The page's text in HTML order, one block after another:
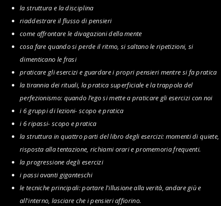
la struttura e la disciplina
riaddestrare il flusso di pensieri
come affrontare le divagazioni della mente
cosa fare quando si perde il ritmo, si saltano le ripetizioni, si
dimenticano le frasi
praticare gli esercizi e guardare i propri pensieri mentre si fa pratica
la tirannia dei rituali, la pratica superficiale e la trappola del
perfezionismo: quando l’ego si mette a praticare gli esercizi con noi
i 6 gruppi di lezioni- scopo e pratica
i 6 ripassi- scopo e pratica
la struttura in quattro parti del libro degli esercizi: momenti di quiete,
risposta alla tentazione, richiami orari e promemoria frequenti.
la progressione degli esercizi
i passi avanti giganteschi
le tecniche principali: portare l'illusione alla verità, andare giù e
all'interno, lasciare che i pensieri affiorino.